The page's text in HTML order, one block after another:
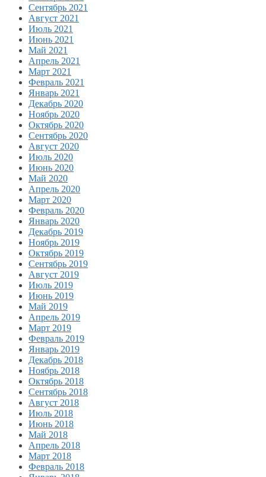
Сентябрь 2021
Август 2021
Июль 2021
Июнь 2021
Май 2021
Апрель 2021
Март 2021
Февраль 2021
Январь 2021
Декабрь 2020
Ноябрь 2020
Октябрь 2020
Сентябрь 2020
Август 2020
Июль 2020
Июнь 2020
Май 2020
Апрель 2020
Март 2020
Февраль 2020
Январь 2020
Декабрь 2019
Ноябрь 2019
Октябрь 2019
Сентябрь 2019
Август 2019
Июль 2019
Июнь 2019
Май 2019
Апрель 2019
Март 2019
Февраль 2019
Январь 2019
Декабрь 2018
Ноябрь 2018
Октябрь 2018
Сентябрь 2018
Август 2018
Июль 2018
Июнь 2018
Май 2018
Апрель 2018
Март 2018
Февраль 2018